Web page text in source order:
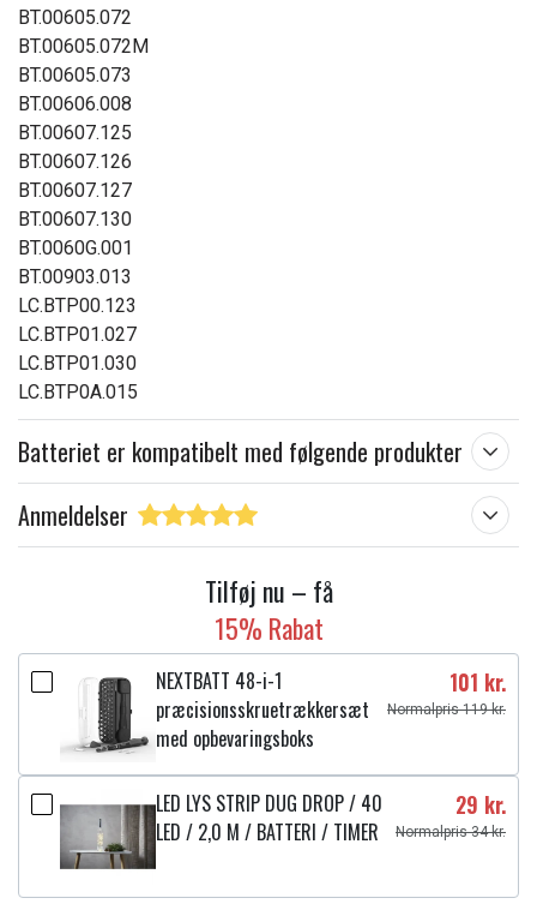
BT.00605.072
BT.00605.072M
BT.00605.073
BT.00606.008
BT.00607.125
BT.00607.126
BT.00607.127
BT.00607.130
BT.0060G.001
BT.00903.013
LC.BTP00.123
LC.BTP01.027
LC.BTP01.030
LC.BTP0A.015
Batteriet er kompatibelt med følgende produkter
Anmeldelser
Tilføj nu – få
15% Rabat
NEXTBATT 48-i-1
præcisionsskruetrækkersæt
med opbevaringsboks
101 kr.
Normalpris 119 kr.
LED LYS STRIP DUG DROP / 40
LED / 2,0 M / BATTERI / TIMER
29 kr.
Normalpris 34 kr.